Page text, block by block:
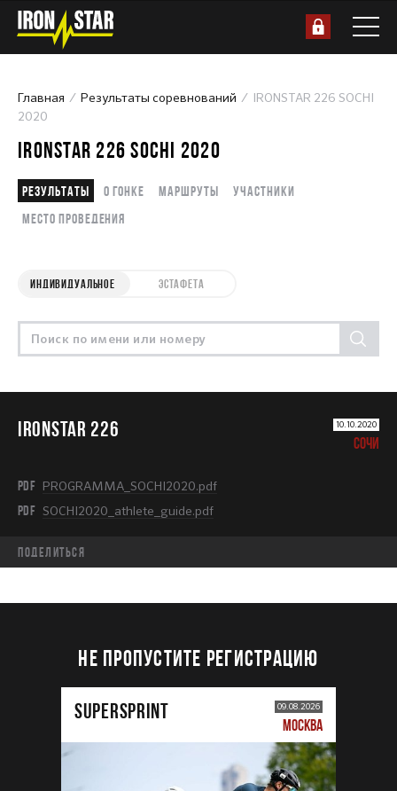
Главная Результаты соревнований
IRONSTAR 226 SOCHI
2020
IRONSTAR 226 SOCHI 2020
Результаты О гонке Маршруты
Участники
Место проведения
ИНДИВИДУАЛЬНОЕ ЭСТАФЕТА
IRONSTAR 226 10.10.2020
СОЧИ
PDF PROGRAMMA_SOCHI2020.pdf
PDF SOCHI2020_athlete_guide.pdf
Поделиться
НЕ ПРОПУСТИТЕ РЕГИСТРАЦИЮ
SUPERSPRINT 09.08.2026
МОСКВА